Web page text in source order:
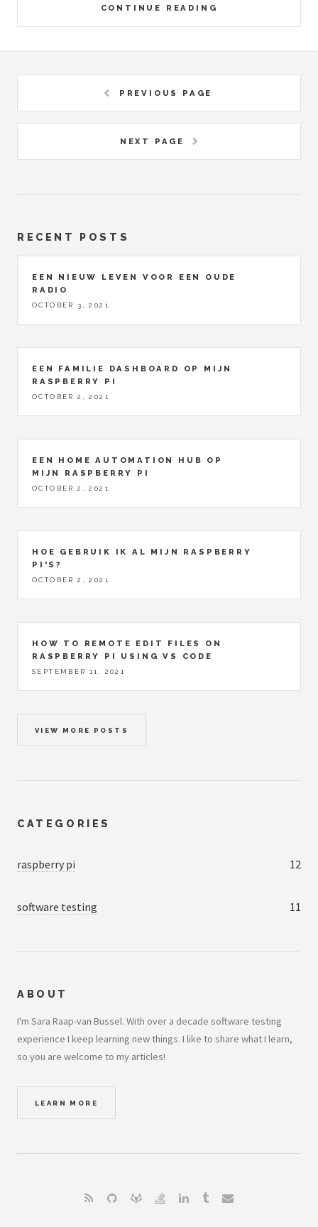
CONTINUE READING
PREVIOUS PAGE
NEXT PAGE
RECENT POSTS
EEN NIEUW LEVEN VOOR EEN OUDE
RADIO
OCTOBER 3, 2021
EEN FAMILIE DASHBOARD OP MIJN
RASPBERRY PI
OCTOBER 2, 2021
EEN HOME AUTOMATION HUB OP
MIJN RASPBERRY PI
OCTOBER 2, 2021
HOE GEBRUIK IK AL MIJN RASPBERRY
PI'S?
OCTOBER 2, 2021
HOW TO REMOTE EDIT FILES ON
RASPBERRY PI USING VS CODE
SEPTEMBER 11, 2021
VIEW MORE POSTS
CATEGORIES
raspberry pi 12
software testing 11
ABOUT
I'm Sara Raap-van Bussel. With over a decade software testing
experience I keep learning new things. I like to share what I learn,
so you are welcome to my articles!
LEARN MORE